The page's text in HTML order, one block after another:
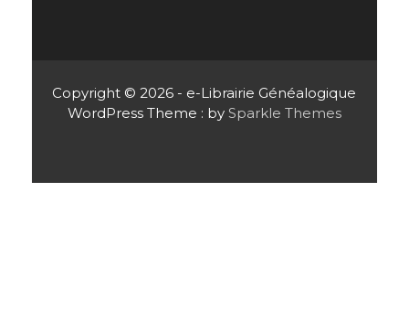
Copyright © 2026 - e-Librairie Généalogique
WordPress Theme : by Sparkle Themes